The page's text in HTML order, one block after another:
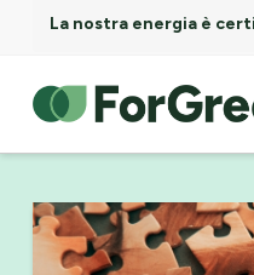
La nostra energia è
Spa